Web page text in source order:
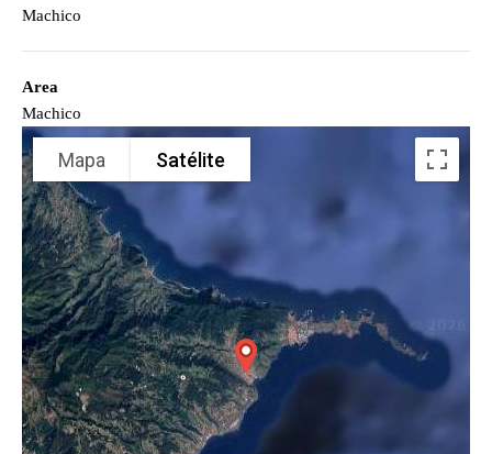
Machico
Area
Machico
Mapa Satélite